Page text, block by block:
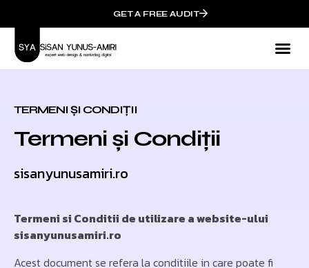
GET A FREE AUDIT
TERMENI ȘI CONDIȚII
Termeni și Condiții
sisanyunusamiri.ro
Termeni si Conditii de utilizare a website-ului
sisanyunusamiri.ro
Acest document se refera la conditiile in care poate fi